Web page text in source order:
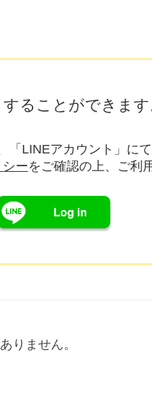
ることができま
「LINEアカウント」に
ーをご確認の上、ご利
りません。